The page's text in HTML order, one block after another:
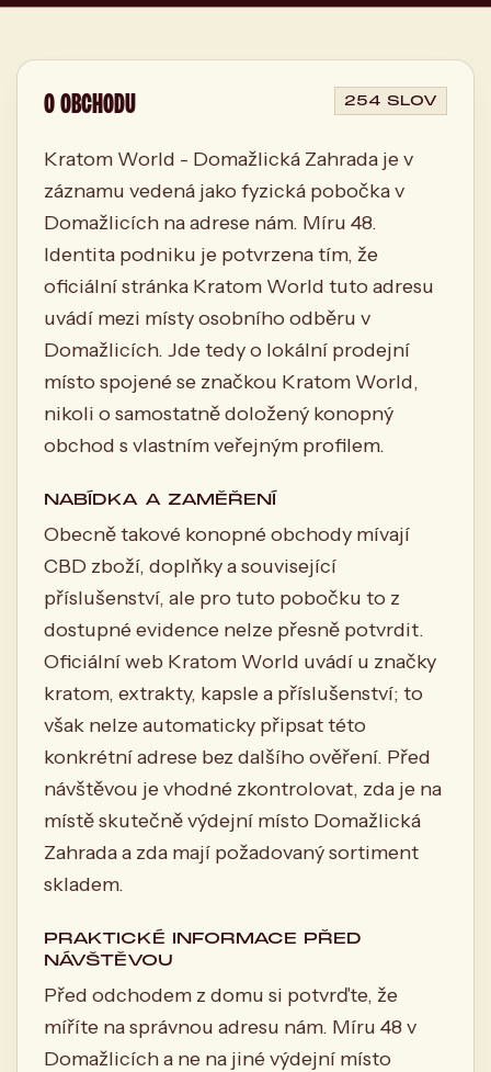
O OBCHODU 254 SLOV
Kratom World - Domažlická Zahrada je v
záznamu vedená jako fyzická pobočka v
Domažlicích na adrese nám. Míru 48.
Identita podniku je potvrzena tím, že
oficiální stránka Kratom World tuto adresu
uvádí mezi místy osobního odběru v
Domažlicích. Jde tedy o lokální prodejní
místo spojené se značkou Kratom World,
nikoli o samostatně doložený konopný
obchod s vlastním veřejným profilem.
NABÍDKA A ZAMĚŘENÍ
Obecně takové konopné obchody mívají
CBD zboží, doplňky a související
příslušenství, ale pro tuto pobočku to z
dostupné evidence nelze přesně potvrdit.
Oficiální web Kratom World uvádí u značky
kratom, extrakty, kapsle a příslušenství; to
však nelze automaticky připsat této
konkrétní adrese bez dalšího ověření. Před
návštěvou je vhodné zkontrolovat, zda je na
místě skutečně výdejní místo Domažlická
Zahrada a zda mají požadovaný sortiment
skladem.
PRAKTICKÉ INFORMACE PŘED
NÁVŠTĚVOU
Před odchodem z domu si potvrďte, že
míříte na správnou adresu nám. Míru 48 v
Domažlicích a ne na jiné výdejní místo